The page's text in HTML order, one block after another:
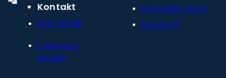
Kontakt
0251 418480
E-Mail jetzt
senden
Immobilien-News
Suchprofil